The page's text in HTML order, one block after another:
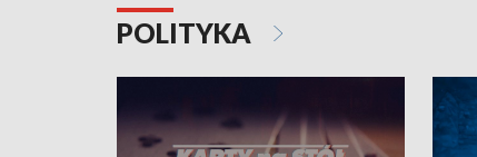
POLITYKA